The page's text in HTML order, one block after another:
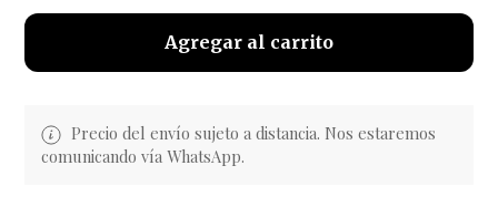
Agregar al carrito
Precio del envío sujeto a distancia. Nos estaremos
comunicando vía WhatsApp.